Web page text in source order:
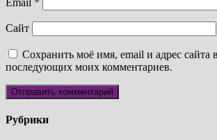
Сайт
Сохранить моё имя, email и адрес сайта
последующих моих комментариев.
Рубрики